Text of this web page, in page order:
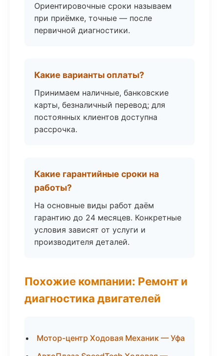
Ориентировочные сроки называем
при приёмке, точные — после
первичной диагностики.
Какие варианты оплаты?
Принимаем наличные, банковские
карты, безналичный перевод; для
постоянных клиентов доступна
рассрочка.
Какие гарантийные сроки на
работы?
На основные виды работ даём
гарантию до 24 месяцев. Конкретные
условия зависят от услуги и
производителя деталей.
Похожие компании: Ремонт и
диагностика двигателей
Мотор-центр Ходовая Механик — Уфа